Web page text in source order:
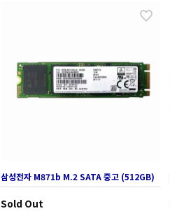
삼성전자 M871b M.2 SATA 중고 (512GB)
Sold Out